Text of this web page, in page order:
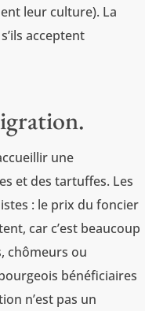
leur culture). La
acceptent
une
et des tartuffes. Les
: le prix du foncier
car c’est beaucoup
chômeurs ou
bénéficiaires
n’est pas un